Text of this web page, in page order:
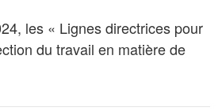
les « Lignes directrices pour
du travail en matière de